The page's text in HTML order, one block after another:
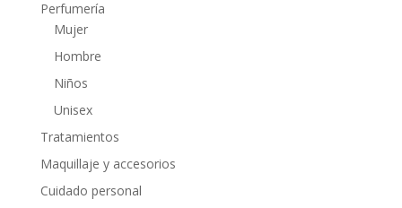
Perfumería
Mujer
Hombre
Niños
Unisex
Tratamientos
Maquillaje y accesorios
Cuidado personal